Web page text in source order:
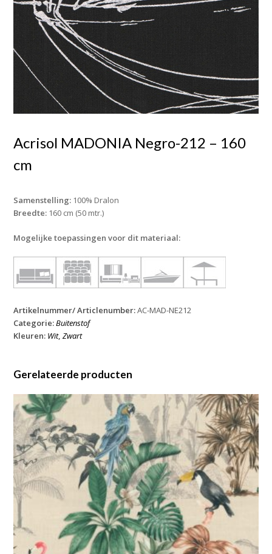
Acrisol MADONIA Negro-212 – 160
cm
Samenstelling: 100% Dralon
Breedte: 160 cm (50 mtr.)
Mogelijke toepassingen voor dit materiaal:
Artikelnummer/ Articlenumber:AC-MAD-NE212
Categorie:Buitenstof
Kleuren: Wit,Zwart
Gerelateerde producten